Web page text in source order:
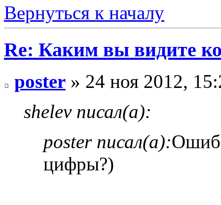
Вернуться к началу
Re: Каким вы видите
poster » 24 ноя 2012,
shelev писал(а):
poster писал(а):
цифры?)